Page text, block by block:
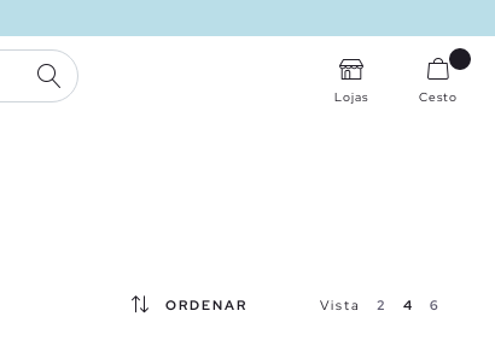
PESQUISA
Lojas Cesto
ORDENAR Vista 2 4 6